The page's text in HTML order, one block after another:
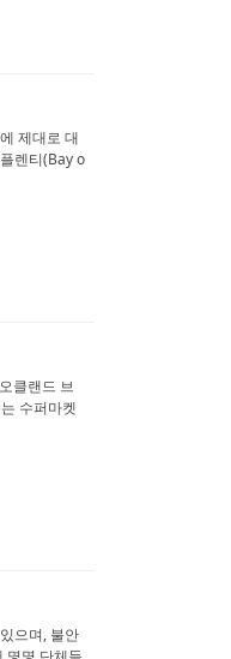
제대로 대
렌티(Bay o
클랜드 브
수퍼마켓
으며, 불안